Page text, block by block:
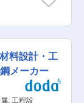
料設計・工
メーカー
, 工程設